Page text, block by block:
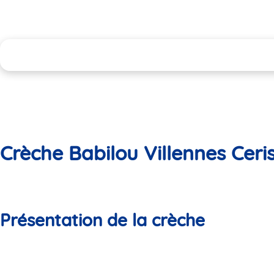
Crèche Babilou Villennes
Présentation de la crèche